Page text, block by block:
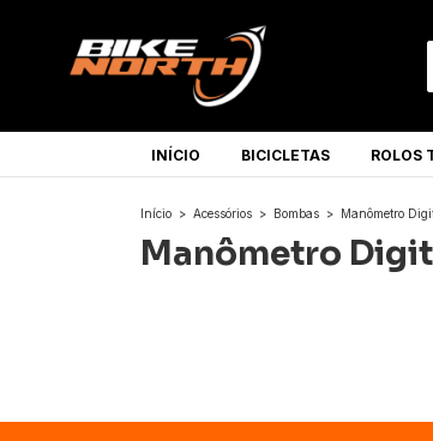
INÍCIO BICICLETAS ROLOS
Início > Acessórios > Bombas > Manômetro
Manômetro